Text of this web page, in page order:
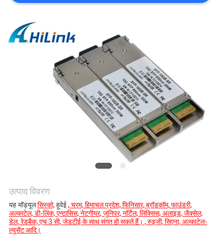
उद्धरण
उत्पाद विवरण
यह मॉड्यूलसिस्को, हूवेई, चरम, हिमाचल प्रदेश, फिनिसार, ब्रॉडकॉम, फाउंडरी,
अल्काटेल, डी-लिंक, एन्टासिस, नेटगीयर, जुनिपर, नॉर्टेल, लिंक्सिस, अलाइड, जैक्सेल,
डेल, रेडबैक, एच 3 सी, जेडटीई के साथ संगत हो सकते हैं। , रुइजी, सिएना, अल्काटेल-
ल्यूसेंट आदि।